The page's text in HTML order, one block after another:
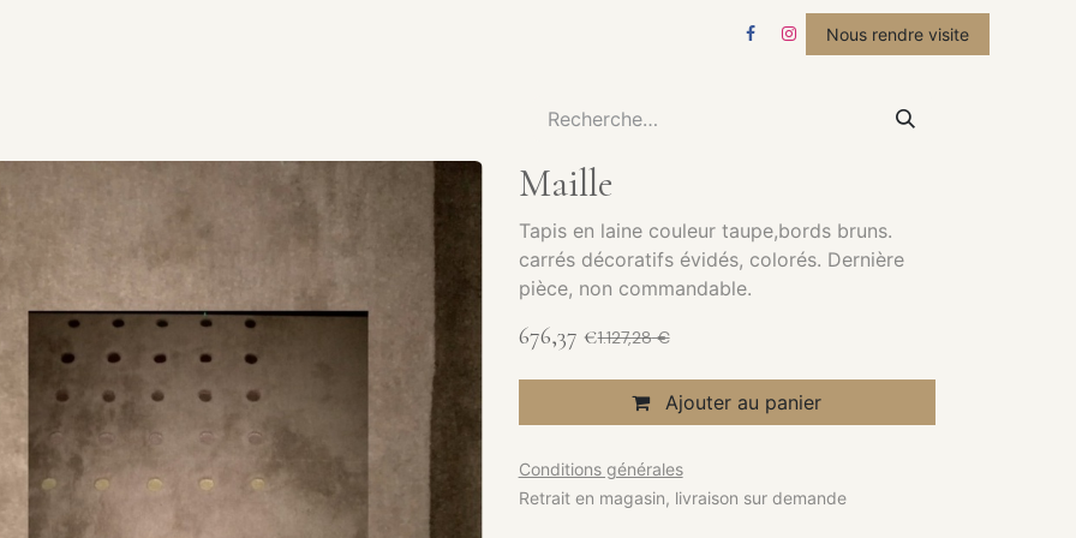
Nous rendre visite
Maille
Tapis en laine couleur taupe,bords bruns.
carrés décoratifs évidés, colorés. Dernière
pièce, non commandable.
676,37 €1.127,28€
Ajouter au panier
Conditions générales
Retrait en magasin, livraison sur demande